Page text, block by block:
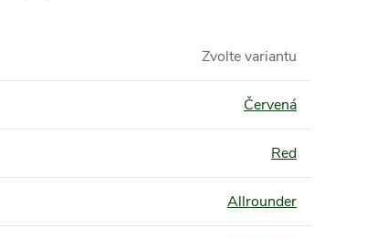
Zvolte variantu
Červená
Red
Allrounder